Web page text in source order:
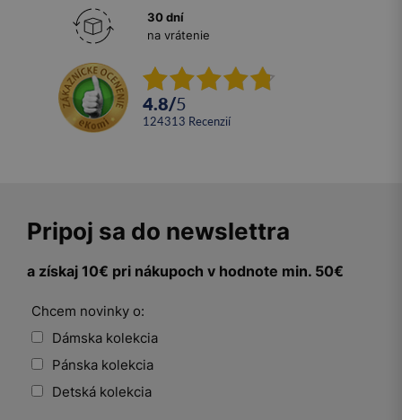
30 dní
na vrátenie
4.8/5
124313 recenzií
Pripoj sa do newslettra
a získaj 10€ pri nákupoch v hodnote min. 50€
Chcem novinky o:
Dámska kolekcia
Pánska kolekcia
Detská kolekcia